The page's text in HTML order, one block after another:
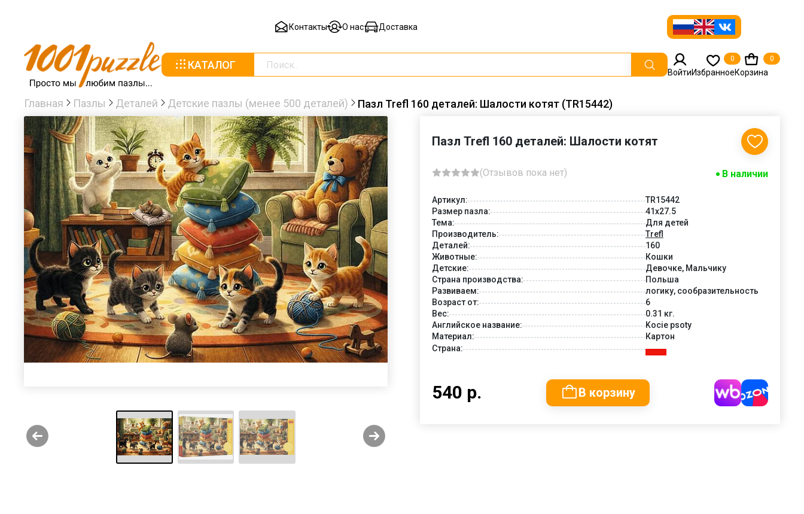
Контакты О нас Доставка
КАТАЛОГ
ВойтиИзбранное
0
Корзина
0
Главная Пазлы Деталей Детские пазлы (менее 500 деталей) Пазл Trefl 160 деталей: Шалости котят (TR15442)
Пазл Trefl 160 деталей: Шалости котят
(Отзывов пока нет) В наличии
Артикул:
TR15442
Размер пазла:
41x27.5
Тема:
Для детей
Производитель:
Trefl
Деталей:
160
Животные:
Кошки
Детские:
Девочке, Мальчику
Страна производства:
Польша
Развиваем:
логику, сообразительность
Возраст от:
6
Вес:
0.31 кг.
Английское название:
Kocie psoty
Материал:
Картон
Страна:
540 р. В корзину